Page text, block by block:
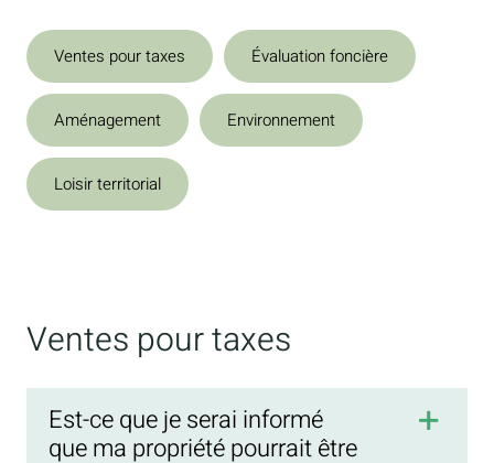
Ventes pour taxes Évaluation foncière
Aménagement Environnement
Loisir territorial
Ventes pour taxes
Est-ce que je serai informé
que ma propriété pourrait être